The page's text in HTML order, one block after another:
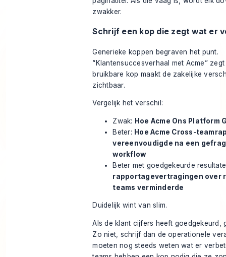
zwakker.
Schrijf een kop die zegt wat er
Generieke koppen begraven het punt.
“Klantensuccesverhaal met Acme”
bruikbare kop maakt de zakelijke
zichtbaar.
Vergelijk het verschil:
Zwak: Hoe Acme Ons Platform
Beter: Hoe Acme Cross-
vereenvoudigde na een
workflow
Beter met goedgekeurde
rapportagevertragingen over
teams verminderde
Duidelijk wint van slim.
Als de klant cijfers heeft goedgekeurd,
Zo niet, schrijf dan de operationele
moeten nog steeds weten wat er